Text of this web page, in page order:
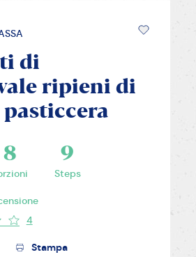
di
ripieni di
8 9
Steps
4
Stampa